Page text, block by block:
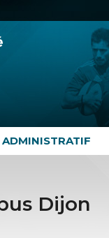
ADMINISTRATIF
Dijon